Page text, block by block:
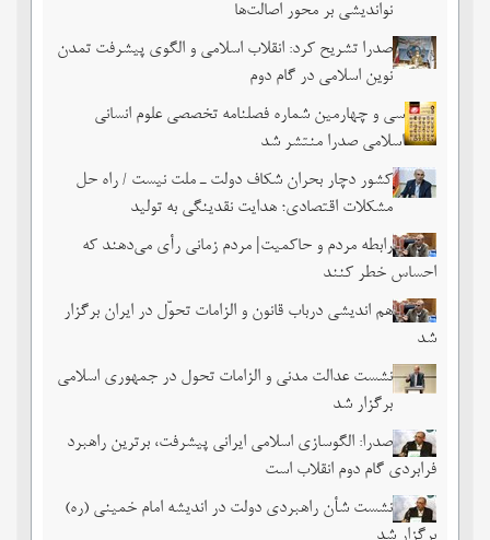
نواندیشی بر محور اصالت‌ها
صدرا تشریح کرد: انقلاب اسلامی و الگوی پیشرفت تمدن
نوین اسلامی در گام دوم
سی و چهارمین شماره فصلنامه تخصصی علوم انسانی
اسلامی صدرا منتشر شد
کشور دچار بحران شکاف دولت ـ ملت نیست / راه حل
مشکلات اقتصادی؛ هدایت نقدینگی به تولید
رابطه مردم و حاکمیت| مردم زمانی رأی می‌دهند که
احساس خطر ‌کنند
هم اندیشی درباب قانون و الزامات تحوّل در ایران برگزار
شد
نشست عدالت مدنی و الزامات تحول در جمهوری اسلامی
برگزار شد
صدرا: الگوسازی اسلامی ایرانی پیشرفت، برترین راهبرد
فرابردی گام دوم انقلاب است
نشست شأن راهبردی دولت در اندیشه امام خمینی (ره)
برگزار شد